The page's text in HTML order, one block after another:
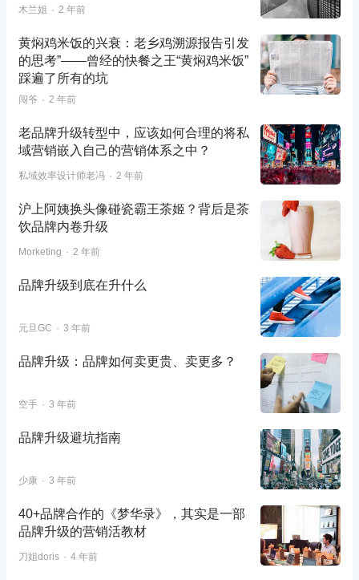
木兰姐 2 年前
黄焖鸡米饭的兴衰：老乡鸡溯源报告引发
的思考”——曾经的快餐之王“黄焖鸡米饭”
踩遍了所有的坑
闯爷 2 年前
老品牌升级转型中，应该如何合理的将私
域营销嵌入自己的营销体系之中？
私域效率设计师老冯 2 年前
沪上阿姨换头像碰瓷霸王茶姬？背后是茶
饮品牌内卷升级
Morketing 2 年前
品牌升级到底在升什么
元旦GC 3 年前
品牌升级：品牌如何卖更贵、卖更多？
空手 3 年前
品牌升级避坑指南
少康 3 年前
40+品牌合作的《梦华录》，其实是一部
品牌升级的营销活教材
刀姐doris 4 年前